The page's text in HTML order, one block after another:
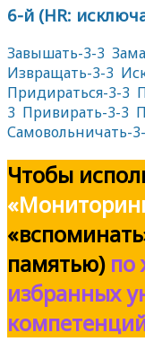
6-й (HR:
Завышать-3-3
Извращать-3-3
Придираться-3-3
3 Привирать-3-3
Самовольничать-
Чтобы
памятью) по
избранных